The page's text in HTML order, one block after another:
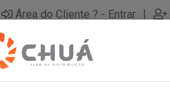
Área do Cliente ? - Entrar |